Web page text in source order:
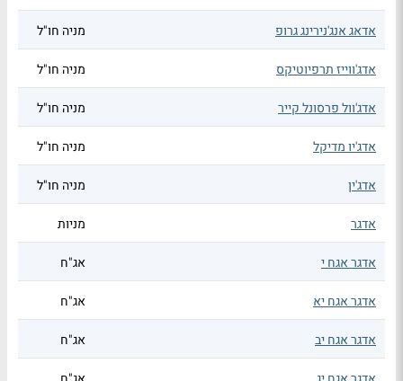
אדאג אנג'נירינג גרופ מניה חו"ל
אדג'ווייז תרפיוטיקס מניה חו"ל
אדג'וול פרסונל קייר מניה חו"ל
אדג'יו מדיקל מניה חו"ל
אדג'ין מניה חו"ל
אדגר מניות
אדגר אגח י אג"ח
אדגר אגח יא אג"ח
אדגר אגח יב אג"ח